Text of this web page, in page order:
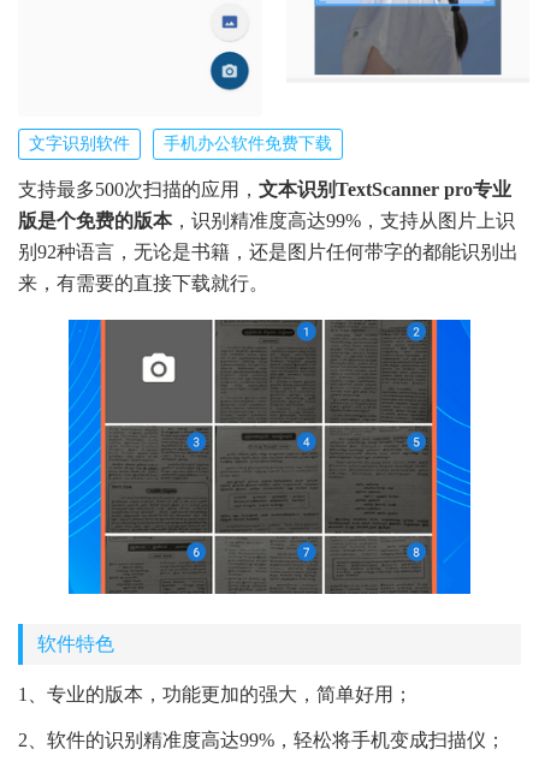
文字识别软件 手机办公软件免费下载
支持最多500次扫描的应用， 文本识别TextScanner pro专业
版是个免费的版本，识别精准度高达99%，支持从图片上识
别92种语言，无论是书籍，还是图片任何带字的都能识别出
来，有需要的直接下载就行。
软件特色
1、专业的版本，功能更加的强大，简单好用；
2、软件的识别精准度高达99%，轻松将手机变成扫描仪；